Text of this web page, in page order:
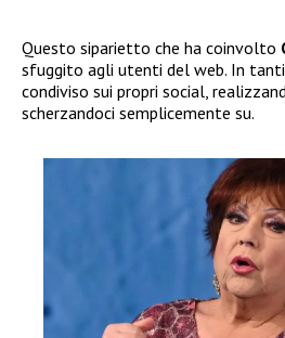
Questo siparietto che ha coinvolto
sfuggito agli utenti del web. In
condiviso sui propri social,
scherzandoci semplicemente su.